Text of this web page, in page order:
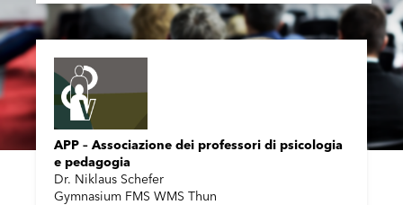
APP – Associazione dei professori di psicologia
e pedagogia
Dr. Niklaus Schefer
Gymnasium FMS WMS Thun